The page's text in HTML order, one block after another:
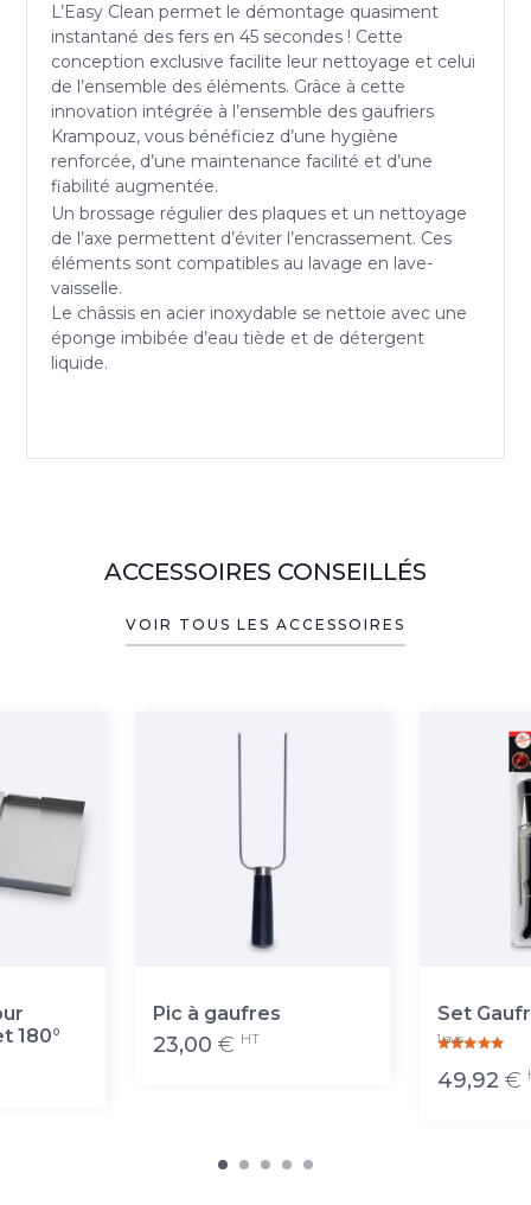
L’Easy Clean permet le démontage quasiment
instantané des fers en 45 secondes ! Cette
conception exclusive facilite leur nettoyage et celui
de l’ensemble des éléments. Grâce à cette
innovation intégrée à l’ensemble des gaufriers
Krampouz, vous bénéficiez d’une hygiène
renforcée, d’une maintenance facilité et d’une
fiabilité augmentée.
Un brossage régulier des plaques et un nettoyage
de l’axe permettent d’éviter l’encrassement. Ces
éléments sont compatibles au lavage en lave-
vaisselle.
Le châssis en acier inoxydable se nettoie avec une
éponge imbibée d’eau tiède et de détergent
liquide.
ACCESSOIRES CONSEILLÉS
VOIR TOUS LES ACCESSOIRES
180°
Pic à gaufres
23,00 € HT
Set
1 avis
49,92 €